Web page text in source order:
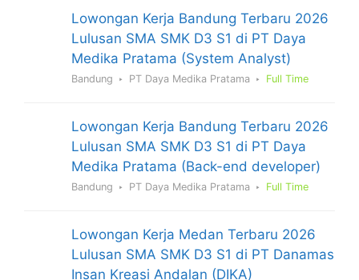
Lowongan Kerja Bandung Terbaru 2026
Lulusan SMA SMK D3 S1 di PT Daya
Medika Pratama (System Analyst)
Bandung PT Daya Medika Pratama Full Time
Lowongan Kerja Bandung Terbaru 2026
Lulusan SMA SMK D3 S1 di PT Daya
Medika Pratama (Back-end developer)
Bandung PT Daya Medika Pratama Full Time
Lowongan Kerja Medan Terbaru 2026
Lulusan SMA SMK D3 S1 di PT Danamas
Insan Kreasi Andalan (DIKA)